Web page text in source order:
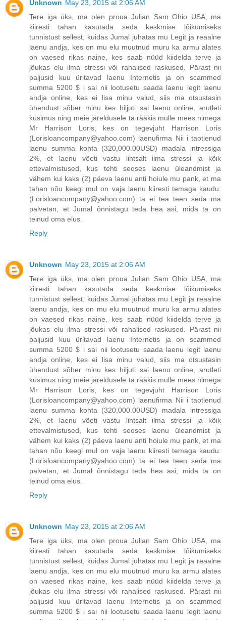
Unknown May 23, 2015 at 2:06 AM
Tere iga üks, ma olen proua Julian Sam Ohio USA, ma
kiiresti tahan kasutada seda keskmise lõikumiseks
tunnistust sellest, kuidas Jumal juhatas mu Legit ja reaalne
laenu andja, kes on mu elu muutnud muru ka armu alates
on vaesed rikas naine, kes saab nüüd kiidelda terve ja
jõukas elu ilma stressi või rahalised raskused. Pärast nii
paljusid kuu üritavad laenu Internetis ja on scammed
summa 5200 $ i sai nii lootusetu saada laenu legit laenu
andja online, kes ei lisa minu valud, siis ma otsustasin
ühendust sõber minu kes hiljuti sai laenu online, arutleti
küsimus ning meie järeldusele ta rääkis mulle mees nimega
Mr Harrison Loris, kes on tegevjuht Harrison Loris
(Lorisloancompany@yahoo.com) laenufirma Nii i taotlenud
laenu summa kohta (320,000.00USD) madala intressiga
2%, et laenu võeti vastu lihtsalt ilma stressi ja kõik
ettevalmistused, kus tehti seoses laenu üleandmist ja
vähem kui kaks (2) päeva laenu anti hoiule mu pank, et ma
tahan nõu keegi mul on vaja laenu kiiresti temaga kaudu:
(Lorisloancompany@yahoo.com) ta ei tea teen seda ma
palvetan, et Jumal õnnistagu teda hea asi, mida ta on
teinud oma elus.
Reply
Unknown May 23, 2015 at 2:06 AM
Tere iga üks, ma olen proua Julian Sam Ohio USA, ma
kiiresti tahan kasutada seda keskmise lõikumiseks
tunnistust sellest, kuidas Jumal juhatas mu Legit ja reaalne
laenu andja, kes on mu elu muutnud muru ka armu alates
on vaesed rikas naine, kes saab nüüd kiidelda terve ja
jõukas elu ilma stressi või rahalised raskused. Pärast nii
paljusid kuu üritavad laenu Internetis ja on scammed
summa 5200 $ i sai nii lootusetu saada laenu legit laenu
andja online, kes ei lisa minu valud, siis ma otsustasin
ühendust sõber minu kes hiljuti sai laenu online, arutleti
küsimus ning meie järeldusele ta rääkis mulle mees nimega
Mr Harrison Loris, kes on tegevjuht Harrison Loris
(Lorisloancompany@yahoo.com) laenufirma Nii i taotlenud
laenu summa kohta (320,000.00USD) madala intressiga
2%, et laenu võeti vastu lihtsalt ilma stressi ja kõik
ettevalmistused, kus tehti seoses laenu üleandmist ja
vähem kui kaks (2) päeva laenu anti hoiule mu pank, et ma
tahan nõu keegi mul on vaja laenu kiiresti temaga kaudu:
(Lorisloancompany@yahoo.com) ta ei tea teen seda ma
palvetan, et Jumal õnnistagu teda hea asi, mida ta on
teinud oma elus.
Reply
Unknown May 23, 2015 at 2:06 AM
Tere iga üks, ma olen proua Julian Sam Ohio USA, ma
kiiresti tahan kasutada seda keskmise lõikumiseks
tunnistust sellest, kuidas Jumal juhatas mu Legit ja reaalne
laenu andja, kes on mu elu muutnud muru ka armu alates
on vaesed rikas naine, kes saab nüüd kiidelda terve ja
jõukas elu ilma stressi või rahalised raskused. Pärast nii
paljusid kuu üritavad laenu Internetis ja on scammed
summa 5200 $ i sai nii lootusetu saada laenu legit laenu